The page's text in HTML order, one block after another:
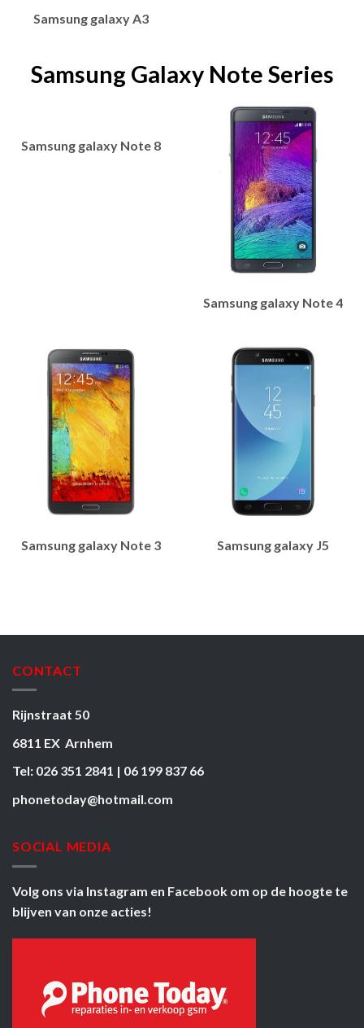
Samsung galaxy A3
Samsung Galaxy Note Series
Samsung galaxy Note 8
Samsung galaxy Note 4
Samsung galaxy Note 3 Samsung galaxy J5
CONTACT
Rijnstraat 50
6811 EX Arnhem
Tel: 026 351 2841 | 06 199 837 66
phonetoday@hotmail.com
SOCIAL MEDIA
Volg ons via Instagram en Facebook om op de hoogte te
blijven van onze acties!